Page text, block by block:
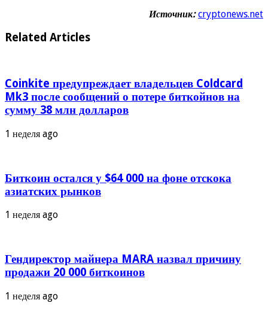
Источник: cryptonews.net
Related Articles
Coinkite предупреждает владельцев Coldcard
Mk3 после сообщений о потере биткойнов на
сумму 38 млн долларов
1 неделя ago
Биткоин остался у $64 000 на фоне отскока
азиатских рынков
1 неделя ago
Гендиректор майнера MARA назвал причину
продажи 20 000 биткоинов
1 неделя ago